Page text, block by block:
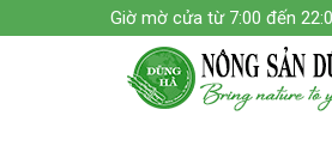
to
Giờ mờ cửa từ 7:00 đến